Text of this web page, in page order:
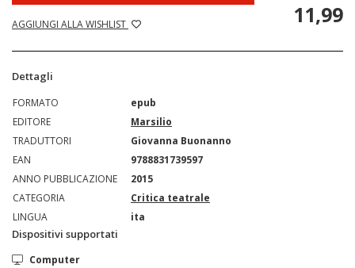
AGGIUNGI ALLA WISHLIST
11,99
Dettagli
FORMATO
epub
EDITORE
Marsilio
TRADUTTORI
Giovanna Buonanno
EAN
9788831739597
ANNO PUBBLICAZIONE
2015
CATEGORIA
Critica teatrale
LINGUA
ita
Dispositivi supportati
Computer